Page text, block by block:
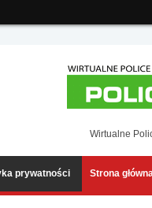
Wirtualne
prywatności Strona